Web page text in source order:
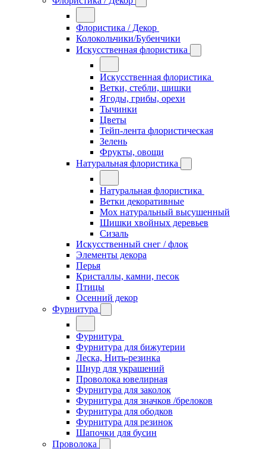
Флористика / Декор
Колокольчики/Бубенчики
Искусственная флористика
Искусственная флористика
Ветки, стебли, шишки
Ягоды, грибы, орехи
Тычинки
Цветы
Тейп-лента флористическая
Зелень
Фрукты, овощи
Натуральная флористика
Натуральная флористика
Ветки декоративные
Мох натуральный высушенный
Шишки хвойных деревьев
Сизаль
Искусственный снег / флок
Элементы декора
Перья
Кристаллы, камни, песок
Птицы
Осенний декор
Фурнитура
Фурнитура
Фурнитура для бижутерии
Леска, Нить-резинка
Шнур для украшений
Проволока ювелирная
Фурнитура для заколок
Фурнитура для значков /брелоков
Фурнитура для ободков
Фурнитура для резинок
Шапочки для бусин
Проволока